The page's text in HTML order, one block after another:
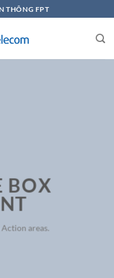
THÔNG FPT
BOX
areas.